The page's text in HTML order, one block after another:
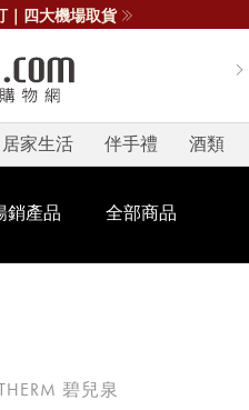
｜四大機場取貨
居家生活 伴手禮 酒類
銷產品 全部商品
碧兒泉